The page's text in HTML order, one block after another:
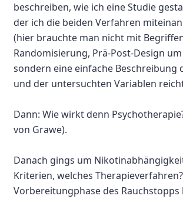
beschreiben, wie ich eine Studie
der ich die beiden Verfahren
(hier brauchte man nicht mit
Randomisierung, Prä-Post-Design
sondern eine einfache Beschreibung
und der untersuchten Variablen
Dann: Wie wirkt denn
von Grawe).
Danach gings um
Kriterien, welches
Vorbereitungphase des Rauchstopps